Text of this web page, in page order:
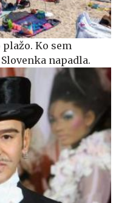
Ko sem
napadla.